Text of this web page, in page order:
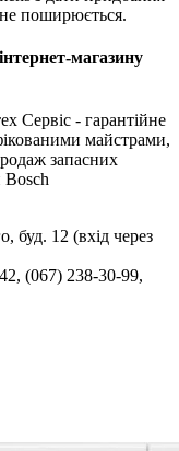
не поширюється.
магазину
Сервіс - гарантійне
майстрами,
запасних
Bosch
буд. 12 (вхід через
(067) 238-30-99,